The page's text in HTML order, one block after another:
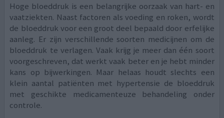
Hoge bloeddruk is een belangrijke oorzaak van hart- en
vaatziekten. Naast factoren als voeding en roken, wordt
de bloeddruk voor een groot deel bepaald door erfelijke
aanleg. Er zijn verschillende soorten medicijnen om de
bloeddruk te verlagen. Vaak krijg je meer dan één soort
voorgeschreven, dat werkt vaak beter en je hebt minder
kans op bijwerkingen. Maar helaas houdt slechts een
klein aantal patiënten met hypertensie de bloeddruk
met geschikte medicamenteuze behandeling onder
controle.